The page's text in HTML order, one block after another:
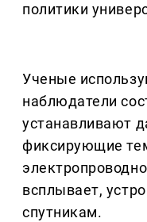
политики
Ученые
наблюдатели
устанавливают
фиксирующие
всплывает,
спутникам.